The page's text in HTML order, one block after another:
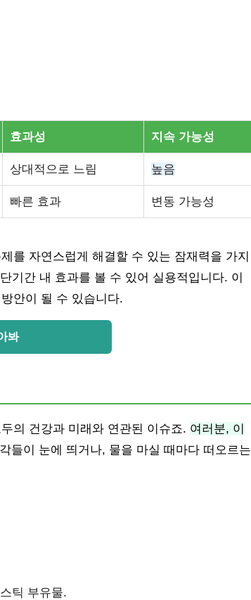
효과성 지속 가능성
상대적으로 느림 높음
빠른 효과 변동 가능성
를 자연스럽게 해결할 수 있는 잠재력을 가지
기간 내 효과를 볼 수 있어 실용적입니다. 이
안이 될 수 있습니다.
봐
의 건강과 미래와 연관된 이슈죠. 여러분, 이
들이 눈에 띄거나, 물을 마실 때마다 떠오르는
틱 부유물.